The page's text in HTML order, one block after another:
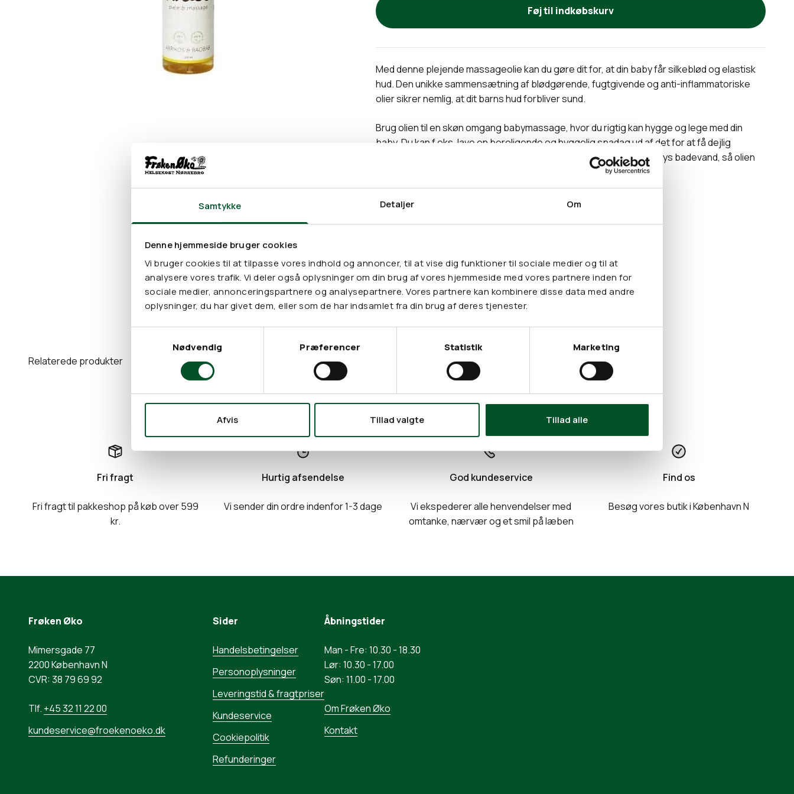
Samtykke Detaljer Om
Denne hjemmeside bruger cookies
Vi bruger cookies til at tilpasse vores indhold og annoncer, til at vise dig funktioner til sociale medier og til at
analysere vores trafik. Vi deler også oplysninger om din brug af vores hjemmeside med vores partnere inden for
sociale medier, annonceringspartnere og analysepartnere. Vores partnere kan kombinere disse data med andre
oplysninger, du har givet dem, eller som de har indsamlet fra din brug af deres tjenester.
Nødvendig
Præferencer Statistik Marketing
Afvis Tillad valgte Tillad alle
Føj til indkøbskurv
Med denne plejende massageolie kan du gøre dit for, at din baby får silkeblød og elastisk
hud. Den unikke sammensætning af blødgørende, fugtgivende og anti-inflammatoriske
olier sikrer nemlig, at dit barns hud forbliver sund.
Brug olien til en skøn omgang babymassage, hvor du rigtig kan hygge og lege med din
baby. Du kan f.eks. lave en beroligende og hyggelig spadag ud af det for at få dejlig
forælder/barn-tid. Olien kan med stor fordel også tilføjes til din babys badevand, så olien
Olien hverken fedter eller tilstopper barnets porer.
Prunus Armeniaca Kernel Oil* (abrikos)
Camellia Oleifera Seed Oil* (kameliaolie)
Coconut Nucifera Oil* (kokos)
Adansonia Digitata Oil* (baobab)
Fri fragt
Fri fragt til pakkeshop på køb over 599
kr.
Hurtig afsendelse
Vi sender din ordre indenfor 1-3 dage
God kundeservice
Vi ekspederer alle henvendelser med
omtanke, nærvær og et smil på læben
Find os
Besøg vores butik i København N
Frøken Øko
Mimersgade 77
2200 København N
CVR: 38 79 69 92
Tlf. +45 32 11 22 00
kundeservice@froekenoeko.dk
Sider
Handelsbetingelser
Personoplysninger
Leveringstid & fragtpriser
Kundeservice
Cookiepolitik
Refunderinger
Åbningstider
Man - Fre: 10.30 - 18.30
Lør: 10.30 - 17.00
Søn: 11.00 - 17.00
Om Frøken Øko
Kontakt